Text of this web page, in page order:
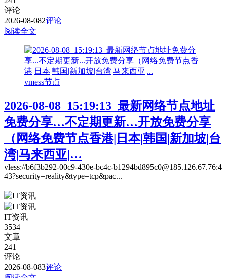
评论
2026-08-082评论
阅读全文
vmess节点
2026-08-08_15:19:13_最新网络节点地址
免费分享…不定期更新…开放免费分享
（网络免费节点香港|日本|韩国|新加坡|台
湾|马来西亚|…
vless://b6f3b292-00c9-430e-bc4c-b1294bd895c0@185.126.67.76:4
43?security=reality&type=tcp&pac...
IT资讯
3534
文章
241
评论
2026-08-083评论